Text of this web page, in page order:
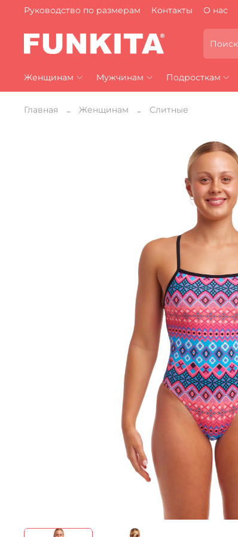
Руководство по размерам Контакты О нас
Женщинам Мужчинам Подросткам
Главная Женщинам Слитные